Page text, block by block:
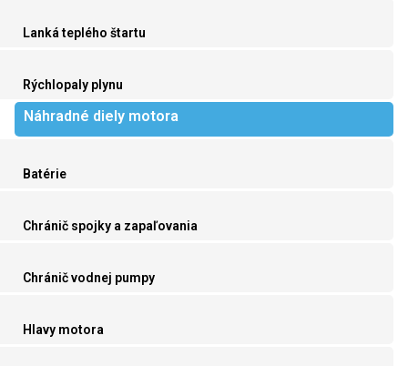
Lanká teplého štartu
Rýchlopaly plynu
Náhradné diely motora
Batérie
Chránič spojky a zapaľovania
Chránič vodnej pumpy
Hlavy motora